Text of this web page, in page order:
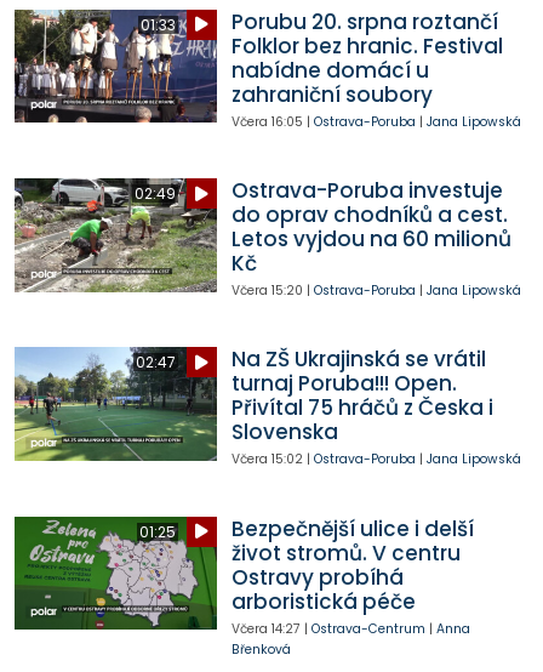
01:33
Porubu 20. srpna roztančí
Folklor bez hranic. Festival
nabídne domácí u
zahraniční soubory
Včera 16:05 | Ostrava-Poruba | Jana Lipowská
02:49
Ostrava-Poruba investuje
do oprav chodníků a cest.
Letos vyjdou na 60 milionů
Kč
Včera 15:20 | Ostrava-Poruba | Jana Lipowská
02:47
Na ZŠ Ukrajinská se vrátil
turnaj Poruba!!! Open.
Přivítal 75 hráčů z Česka i
Slovenska
Včera 15:02| Ostrava-Poruba | Jana Lipowská
01:25
Bezpečnější ulice i delší
život stromů. V centru
Ostravy probíhá
arboristická péče
Včera 14:27 | Ostrava-Centrum | Anna
Břenková